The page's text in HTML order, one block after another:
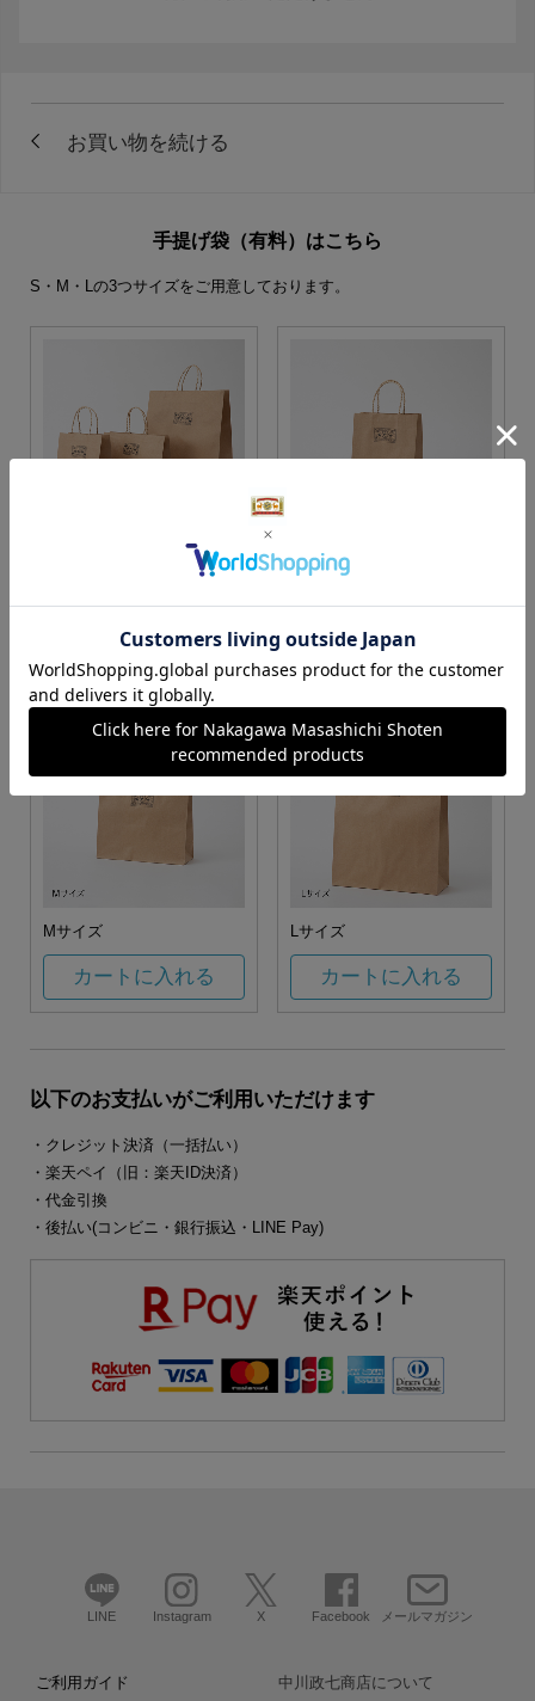
手提げ袋（有料）はこちら
S・M・Lの3つサイズをご用意しております。
S・M・Lサイズより当店に
カートに入れる
Sサイズ
カートに入れる
Mサイズ
カートに入れる
Lサイズ
カートに入れる
以下のお支払いがご利用いただけます
・クレジット決済（一括払い）
・楽天ペイ（旧：楽天ID決済）
・代金引換
・後払い(コンビニ・銀行振込・LINE Pay)
LINE Instagram X Facebook メールマガジン
ご利用ガイド 中川政七商店について